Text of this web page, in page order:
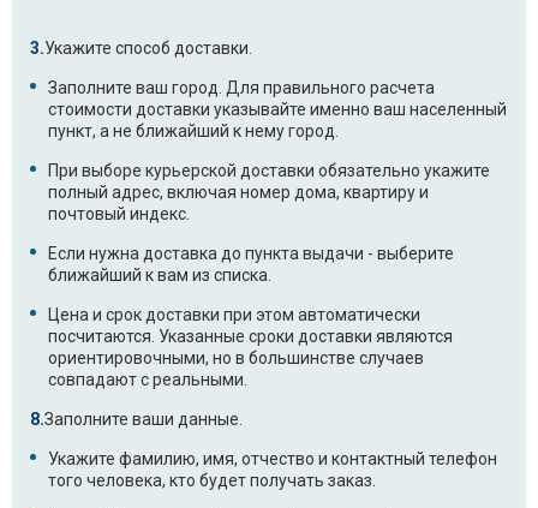
WD-80260T.AOWPEAK
12330CDP.AOWPBWT
WD-10480SP.AOWPEAK F1292QD.ABWPCOM
WD-
80250SUP.AOWPEAK
F1296TD.ABWPCOM
F1256ND.ABWPBAL F1068LD9.ABWPCOM
F10B8ND1.ABWPKIV F1091LD1.ABWPCOM
F1022NDP.ABWPRUS F1092MD5.ALSPCOM
WD-
WD-10481NP.AOWPEAK
Укажите способ доставки.
Заполните ваш город. Для правильного расчета
стоимости доставки указывайте именно ваш населенный
пункт, а не ближайший к нему город.
При выборе курьерской доставки обязательно укажите
полный адрес, включая номер дома, квартиру и
почтовый индекс.
Если нужна доставка до пункта выдачи - выберите
ближайший к вам из списка.
Цена и срок доставки при этом автоматически
посчитаются. Указанные сроки доставки являются
ориентировочными, но в большинстве случаев
совпадают с реальными.
Заполните ваши данные.
Укажите фамилию, имя, отчество и контактный телефон
того человека, кто будет получать заказ.